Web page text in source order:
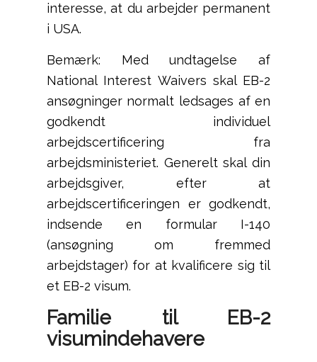
interesse, at du arbejder permanent
i USA.
Bemærk: Med undtagelse af
National Interest Waivers skal EB-2
ansøgninger normalt ledsages af en
godkendt individuel
arbejdscertificering fra
arbejdsministeriet. Generelt skal din
arbejdsgiver, efter at
arbejdscertificeringen er godkendt,
indsende en formular I-140
(ansøgning om fremmed
arbejdstager) for at kvalificere sig til
et EB-2 visum.
Familie til EB-2
visumindehavere